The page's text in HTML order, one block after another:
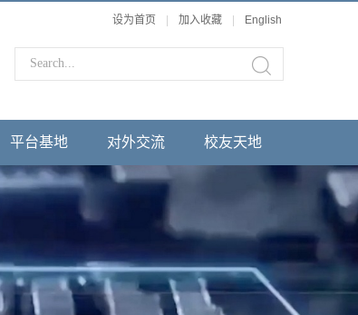
设为首页 加入收藏 English
平台基地 对外交流 校友天地